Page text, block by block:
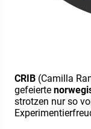
CRIB (Camilla
gefeierte
strotzen nur so